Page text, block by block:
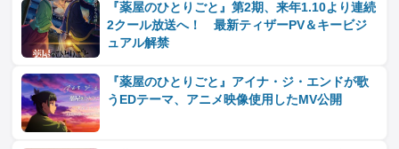
『薬屋のひとりごと』第2期、来年1.10より連続
2クール放送へ！ 最新ティザーPV＆キービジ
ュアル解禁
『薬屋のひとりごと』アイナ・ジ・エンドが歌
うEDテーマ、アニメ映像使用したMV公開